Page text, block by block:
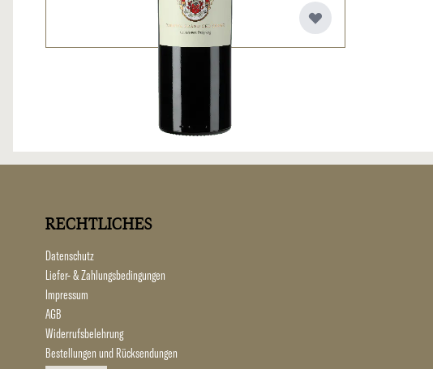
RECHTLICHES
Datenschutz
Liefer- & Zahlungsbedingungen
Impressum
AGB
Widerrufsbelehrung
Bestellungen und Rücksendungen